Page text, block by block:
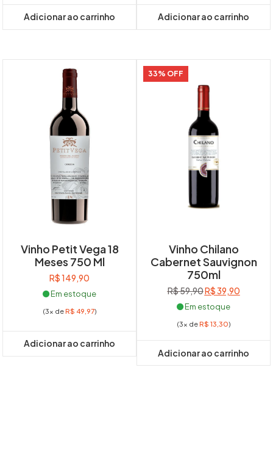
Adicionar ao carrinho Adicionar ao carrinho
Vinho Petit Vega 18
Meses 750 Ml
R$149,90
Em estoque
(3x deR$ 49,97)
Adicionar ao carrinho
33% OFF
Vinho Chilano
Cabernet Sauvignon
750ml
R$59,90O
preço
original
era:
R$39,90O
Em estoque
(3x deR$ 13,30)
Adicionar ao carrinho